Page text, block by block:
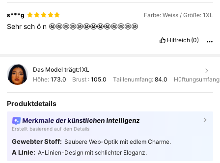
s***g Farbe: Weiss / Größe: 1XL
Sehrschö n🤩🤩🤩🤩🤩🤩🤩🤩🤩🤩🤩🤩🤩
Hilfreich (0)
Das Model trägt:1XL
Höhe: 173.0 Brust :105.0 Taillenumfang: 84.0
Produktdetails
Merkmale der künstlichen Intelligenz
Erstellt basierend auf den Details
Gewebter Stoff: Saubere Web-Optik mit edlem Charme.
A Linie: A-Linien-Design mit schlichter Eleganz.